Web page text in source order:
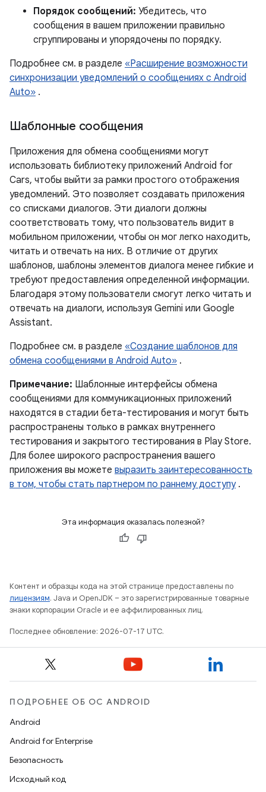
Порядок сообщений: Убедитесь, что
сообщения в вашем приложении правильно
сгруппированы и упорядочены по порядку.
Подробнее см. в разделе «Расширение возможности
синхронизации уведомлений о сообщениях с Android
Auto» .
Шаблонные сообщения
Приложения для обмена сообщениями могут
использовать библиотеку приложений Android for
Cars, чтобы выйти за рамки простого отображения
уведомлений. Это позволяет создавать приложения
со списками диалогов. Эти диалоги должны
соответствовать тому, что пользователь видит в
мобильном приложении, чтобы он мог легко находить,
читать и отвечать на них. В отличие от других
шаблонов, шаблоны элементов диалога менее гибкие и
требуют предоставления определенной информации.
Благодаря этому пользователи смогут легко читать и
отвечать на диалоги, используя Gemini или Google
Assistant.
Подробнее см. в разделе «Создание шаблонов для
обмена сообщениями в Android Auto» .
Примечание: Шаблонные интерфейсы обмена
сообщениями для коммуникационных приложений
находятся в стадии бета-тестирования и могут быть
распространены только в рамках внутреннего
тестирования и закрытого тестирования в Play Store.
Для более широкого распространения вашего
приложения вы можете выразить заинтересованность
в том, чтобы стать партнером по раннему доступу.
Эта информация оказалась полезной?
Контент и образцы кода на этой странице предоставлены по
лицензиям. Java и OpenJDK – это зарегистрированные товарные
знаки корпорации Oracle и ее аффилированных лиц.
Последнее обновление: 2026-07-17 UTC.
ПОДРОБНЕЕ ОБ ОС ANDROID
Android
Android for Enterprise
Безопасность
Исходный код